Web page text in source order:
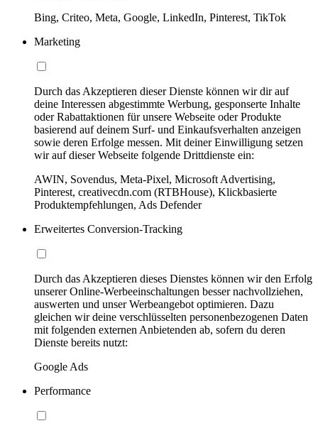
Bing, Criteo, Meta, Google, LinkedIn, Pinterest, TikTok
Marketing
Durch das Akzeptieren dieser Dienste können wir dir auf
deine Interessen abgestimmte Werbung, gesponserte Inhalte
oder Rabattaktionen für unsere Webseite oder Produkte
basierend auf deinem Surf- und Einkaufsverhalten anzeigen
sowie deren Erfolge messen. Mit deiner Einwilligung setzen
wir auf dieser Webseite folgende Drittdienste ein:
AWIN, Sovendus, Meta-Pixel, Microsoft Advertising,
Pinterest, creativecdn.com (RTBHouse), Klickbasierte
Produktempfehlungen, Ads Defender
Erweitertes Conversion-Tracking
Durch das Akzeptieren dieses Dienstes können wir den Erfolg
unserer Online-Werbeeinschaltungen besser nachvollziehen,
auswerten und unser Werbeangebot optimieren. Dazu
gleichen wir deine verschlüsselten personenbezogenen Daten
mit folgenden externen Anbietenden ab, sofern du deren
Dienste bereits nutzt:
Google Ads
Performance